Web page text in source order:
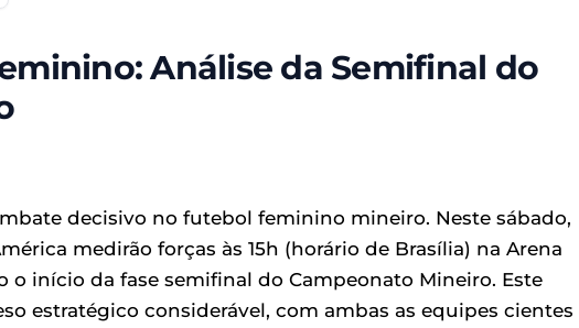
Análise da Semifinal do
decisivo no futebol feminino mineiro. Neste sábado,
medirão forças às 15h (horário de Brasília) na Arena
o início da fase semifinal do Campeonato Mineiro. Este
estratégico considerável, com ambas as equipes cientes